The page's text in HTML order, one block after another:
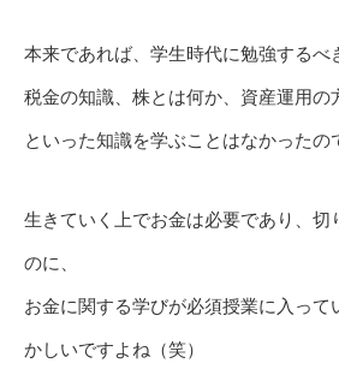
本来であれば、学生時代に勉強するべ
税金の知識、株とは何か、資産運用の
といった知識を学ぶことはなかったの
生きていく上でお金は必要であり、切
のに、
お金に関する学びが必須授業に入って
かしいですよね（笑）